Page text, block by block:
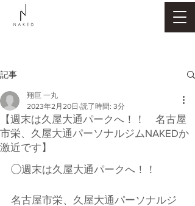
記事
【週末は久屋大通パークへ！！ 名古屋
市栄、久屋大通パーソナルジムNAKEDか
激近です】
翔巨 一丸
2023年2月20日 読了時間: 3分
◯週末は久屋大通パークへ！！
名古屋市栄、久屋大通パーソナルジ